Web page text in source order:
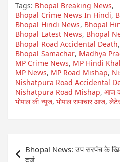
Tags: Bhopal Breaking News,
Bhopal Crime News In Hindi,
Bhopal Hindi News, Bhopal
Bhopal Latest News, Bhopal
Bhopal Road Accidental Death,
Bhopal Samachar, Madhya
MP Crime News, MP Hindi
MP News, MP Road Mishap,
Nishatpura Road Accidental
Nishatpura Road Mishap, आज
भोपाल की न्यूज, भोपाल समाचार आज,
navigation
Bhopal News: उप सरपंच के
दर्ज